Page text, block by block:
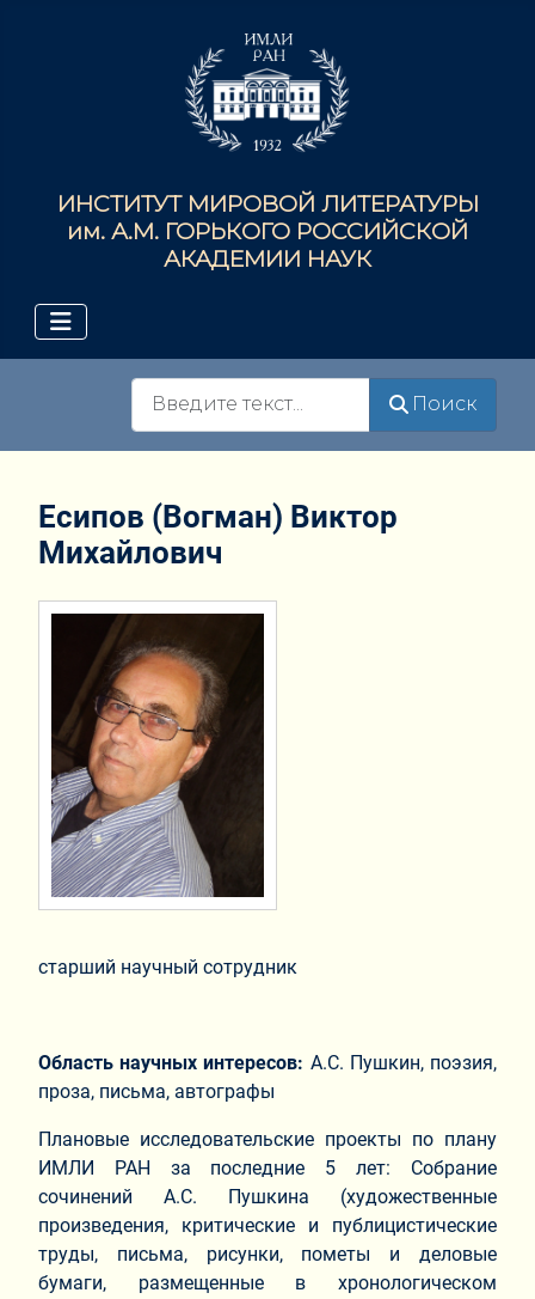
ИНСТИТУТ МИРОВОЙ ЛИТЕРАТУРЫ
им. А.М. ГОРЬКОГО РОССИЙСКОЙ
АКАДЕМИИ НАУК
Поиск
Есипов (Вогман) Виктор
Михайлович
старший научный сотрудник
Область научных интересов: А.С. Пушкин, поэзия,
проза, письма, автографы
Плановые исследовательские проекты по плану
ИМЛИ РАН за последние 5 лет: Собрание
сочинений А.С. Пушкина (художественные
произведения, критические и публицистические
труды, письма, рисунки, пометы и деловые
бумаги, размещенные в хронологическом